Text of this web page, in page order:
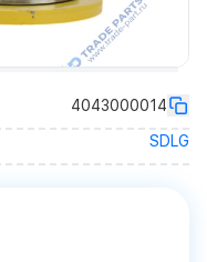
4043000014
SDLG